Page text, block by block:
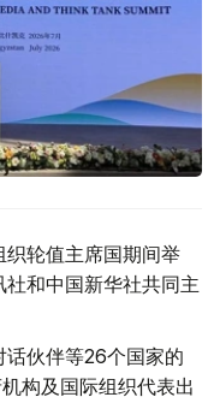
轮值主席国期间举
和中国新华社共同主
伙伴等26个国家的
构及国际组织代表出